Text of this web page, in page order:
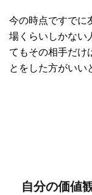
今の時点ですでに
場くらいしかない
てもその相手だけ
とをした方がいい
自分の価値